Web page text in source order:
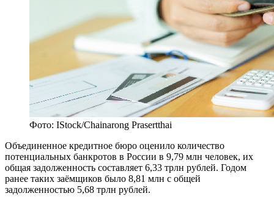
Фото: IStock/Chainarong Prasertthai
Объединенное кредитное бюро оценило количество
потенциальных банкротов в России в 9,79 млн человек, их
общая задолженность составляет 6,33 трлн рублей. Годом
ранее таких заёмщиков было 8,81 млн с общей
задолженностью 5,68 трлн рублей.